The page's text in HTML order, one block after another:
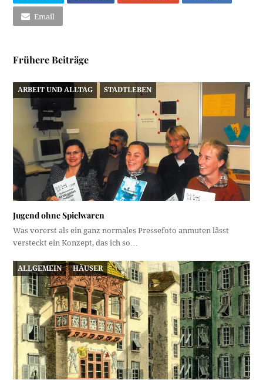
Email
Frühere Beiträge
ARBEIT UND ALLTAG STADTLEBEN
Jugend ohne Spielwaren
Was vorerst als ein ganz normales Pressefoto anmuten lässt
versteckt ein Konzept, das ich so…
ALLGEMEIN HÄUSER